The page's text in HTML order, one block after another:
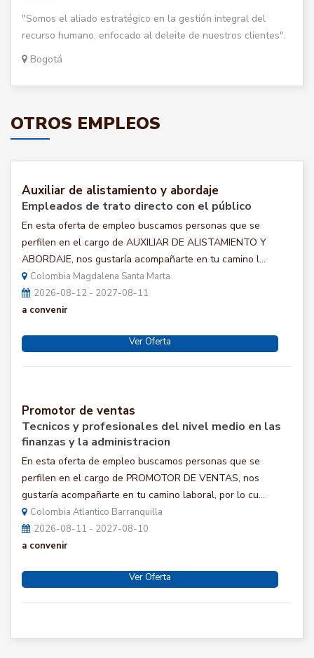
"Somos el aliado estratégico en la gestión integral del
recurso humano, enfocado al deleite de nuestros clientes".
Bogotá
OTROS EMPLEOS
Auxiliar de alistamiento y abordaje
Empleados de trato directo con el público
En esta oferta de empleo buscamos personas que se
perfilen en el cargo de AUXILIAR DE ALISTAMIENTO Y
ABORDAJE, nos gustaría acompañarte en tu camino l...
Colombia Magdalena Santa Marta
2026-08-12 - 2027-08-11
a convenir
Ver Oferta
Promotor de ventas
Tecnicos y profesionales del nivel medio en las
finanzas y la administracion
En esta oferta de empleo buscamos personas que se
perfilen en el cargo de PROMOTOR DE VENTAS, nos
gustaría acompañarte en tu camino laboral, por lo cu...
Colombia Atlantico Barranquilla
2026-08-11 - 2027-08-10
a convenir
Ver Oferta